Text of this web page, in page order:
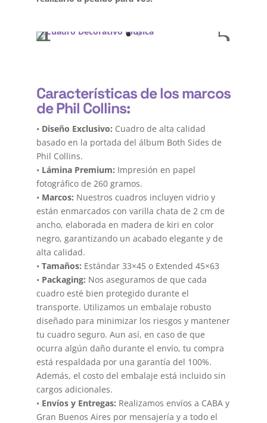
Características de los marcos
de Phil Collins:
• Diseño Exclusivo: Cuadro de alta calidad
basado en la portada del álbum Both Sides de
Phil Collins.
• Lámina Premium: Impresión en papel
fotográfico de 260 gramos.
• Marcos: Nuestros cuadros incluyen vidrio y
están enmarcados con varilla chata de 2 cm de
ancho, elaborada en madera de kiri en color
negro, garantizando un acabado elegante y de
alta calidad.
• Tamaños: Estándar 33×45 o Extended 45×63
• Packaging: Nos aseguramos de que cada
cuadro esté bien protegido durante el
transporte. Utilizamos un embalaje robusto
diseñado para minimizar los riesgos y mantener
tu cuadro seguro. Aun así, en caso de que
ocurra algún daño durante el envío, tu compra
está respaldada por una garantía del 100%.
Además, el costo del embalaje está incluido sin
cargos adicionales.
• Envíos y Entregas: Realizamos envíos a CABA y
Gran Buenos Aires por mensajería y a todo el